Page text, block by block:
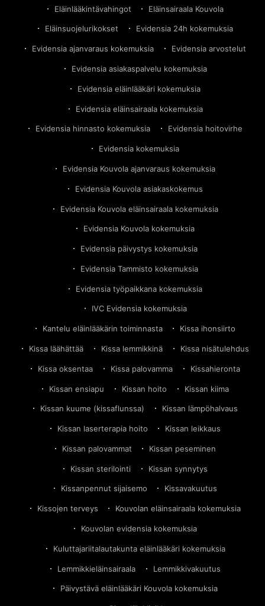
Eläinlääkintävahingot Eläinsairaala Kouvola
Eläinsuojelurikokset Evidensia 24h kokemuksia
Evidensia ajanvaraus kokemuksia Evidensia arvostelut
Evidensia asiakaspalvelu kokemuksia
Evidensia eläinlääkäri kokemuksia
Evidensia eläinsairaala kokemuksia
Evidensia hinnasto kokemuksia Evidensia hoitovirhe
Evidensia kokemuksia
Evidensia Kouvola ajanvaraus kokemuksia
Evidensia Kouvola asiakaskokemus
Evidensia Kouvola eläinsairaala kokemuksia
Evidensia Kouvola kokemuksia
Evidensia päivystys kokemuksia
Evidensia Tammisto kokemuksia
Evidensia työpaikkana kokemuksia
IVC Evidensia kokemuksia
Kantelu eläinlääkärin toiminnasta Kissa ihonsiirto
Kissa läähättää Kissa lemmikkinä Kissa nisätulehdus
Kissa oksentaa Kissa palovamma Kissahieronta
Kissan ensiapu Kissan hoito Kissan kiima
Kissan kuume (kissaflunssa) Kissan lämpöhalvaus
Kissan laserterapia hoito Kissan leikkaus
Kissan palovammat Kissan peseminen
Kissan sterilointi Kissan synnytys
Kissanpennut sijaisemo Kissavakuutus
Kissojen terveys Kouvolan eläinsairaala kokemuksia
Kouvolan evidensia kokemuksia
Kuluttajariitalautakunta eläinlääkäri kokemuksia
Lemmikkieläinsairaala Lemmikkivakuutus
Päivystävä eläinlääkäri Kouvola kokemuksia